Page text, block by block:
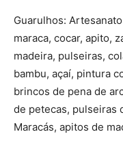
Guarulhos:
maraca, cocar, apito,
madeira, pulseiras,
bambu, açaí, pintura
brincos de pena de
de petecas, pulseiras
Maracás, apitos de